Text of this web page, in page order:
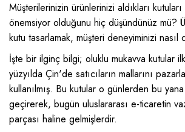
Müşterilerinizin ürünlerinizi aldıkları
önemsiyor olduğunu hiç düşündünüz mü?
kutu tasarlamak, müşteri deneyiminizi nasıl
İşte bir ilginç bilgi; oluklu mukavva kutular
yüzyılda Çin'de satıcıların mallarını
kullanılmış. Bu kutular o günlerden bu
geçirerek, bugün uluslararası e-ticaretin
parçası haline gelmişlerdir.